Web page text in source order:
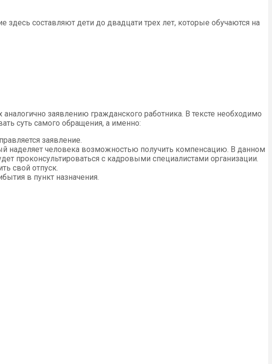
составляют дети до двадцати трех лет, которые обучаются на
заявлению гражданского работника. В тексте необходимо
суть самого обращения, а именно:
заявление.
наделяет человека возможностью получить компенсацию. В данном
проконсультироваться с кадровыми специалистами организации.
свой отпуск.
в пункт назначения.